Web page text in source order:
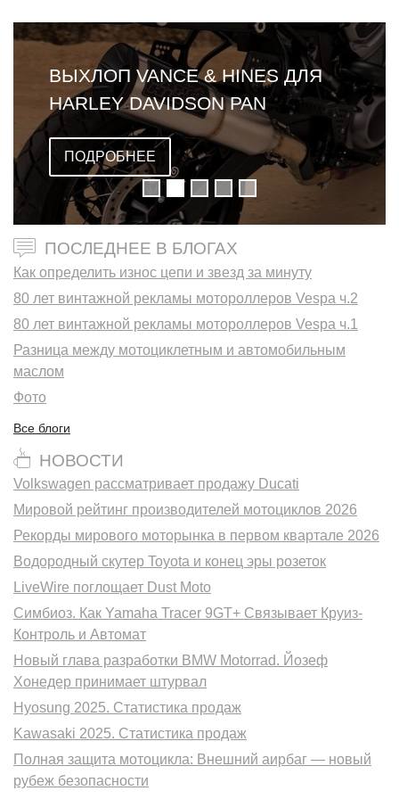
ВЫХЛОП VANCE & HINES ДЛЯ
HARLEY DAVIDSON PAN
AMERICA
ПОДРОБНЕЕ
ПОСЛЕДНЕЕ В БЛОГАХ
Как определить износ цепи и звезд за минуту
80 лет винтажной рекламы мотороллеров Vespa ч.2
80 лет винтажной рекламы мотороллеров Vespa ч.1
Разница между мотоциклетным и автомобильным
маслом
Фото
Все блоги
НОВОСТИ
Volkswagen рассматривает продажу Ducati
Мировой рейтинг производителей мотоциклов 2026
Рекорды мирового моторынка в первом квартале 2026
Водородный скутер Toyota и конец эры розеток
LiveWire поглощает Dust Moto
Симбиоз. Как Yamaha Tracer 9GT+ Связывает Круиз-
Контроль и Автомат
Новый глава разработки BMW Motorrad. Йозеф
Хонедер принимает штурвал
Hyosung 2025. Статистика продаж
Kawasaki 2025. Статистика продаж
Полная защита мотоцикла: Внешний аирбаг — новый
рубеж безопасности